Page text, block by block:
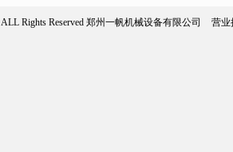
ALL Rights Reserved 郑州一帆机械设备有限公司 营业